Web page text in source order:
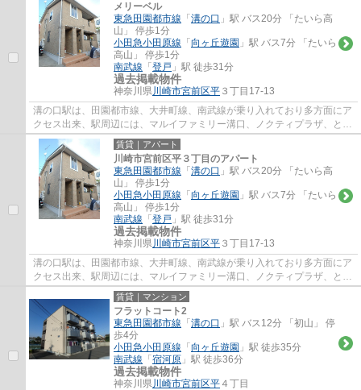
メリーベル
東急田園都市線 「 溝の口 」駅 バス20分 「たいら高
山」 停歩1分
小田急小田原線 「 向ヶ丘遊園 」駅 バス7分 「たいら
高山」 停歩1分
南武線 「 登戸 」駅 徒歩31分
過去掲載物件
神奈川県川崎市宮前区平 ３丁目17-13
溝の口駅は、田園都市線、大井町線、南武線が乗り入れており多方面にア
クセス出来、駅周辺には、マルイファミリー溝口、ノクティプラザ、とい
ったデパートやレストラン街、イトーヨー...
賃貸｜アパート
川崎市宮前区平３丁目のアパート
東急田園都市線 「 溝の口 」駅 バス20分 「たいら高
山」 停歩1分
小田急小田原線 「 向ヶ丘遊園 」駅 バス7分 「たいら
高山」 停歩1分
南武線 「 登戸 」駅 徒歩31分
過去掲載物件
神奈川県川崎市宮前区平 ３丁目17-13
溝の口駅は、田園都市線、大井町線、南武線が乗り入れており多方面にア
クセス出来、駅周辺には、マルイファミリー溝口、ノクティプラザ、とい
ったデパートやレストラン街、イトーヨー...
賃貸｜マンション
フラットコート2
東急田園都市線 「 溝の口 」駅 バス12分 「初山」 停
歩4分
小田急小田原線 「 向ヶ丘遊園 」駅 徒歩35分
南武線 「 宿河原 」駅 徒歩36分
過去掲載物件
神奈川県川崎市宮前区平 ４丁目